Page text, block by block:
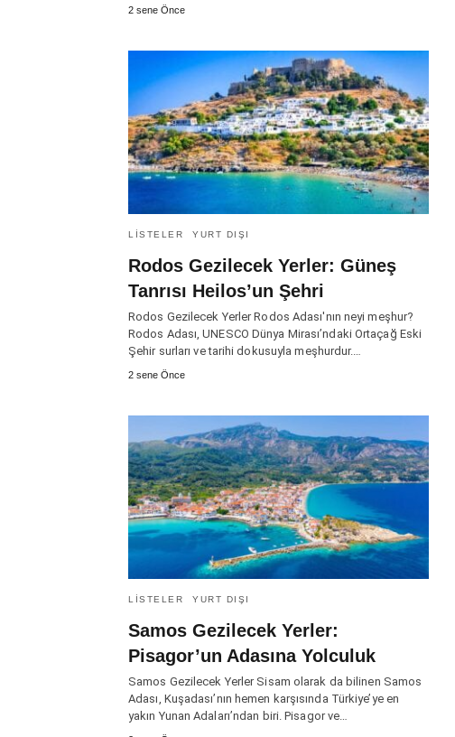
2 sene Önce
LISTELER YURT DIŞI
Rodos Gezilecek Yerler: Güneş
Tanrısı Heilos’un Şehri
Rodos Gezilecek Yerler Rodos Adası'nın neyi meşhur?
Rodos Adası, UNESCO Dünya Mirası’ndaki Ortaçağ Eski
Şehir surları ve tarihi dokusuyla meşhurdur.…
2 sene Önce
LISTELER YURT DIŞI
Samos Gezilecek Yerler:
Pisagor’un Adasına Yolculuk
Samos Gezilecek Yerler Sisam olarak da bilinen Samos
Adası, Kuşadası’nın hemen karşısında Türkiye’ye en
yakın Yunan Adaları’ndan biri. Pisagor ve…